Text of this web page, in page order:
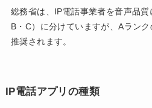
総務省は、IP電話事業者を音声品質
B・C）に分けていますが、Aラン
推奨されます。
IP電話アプリの種類